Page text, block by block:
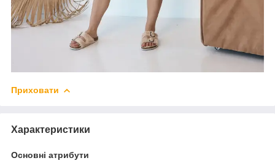
Приховати
Характеристики
Основні атрибути